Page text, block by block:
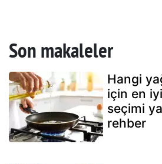
Son makaleler
Hangi
için en
seçimi
rehber